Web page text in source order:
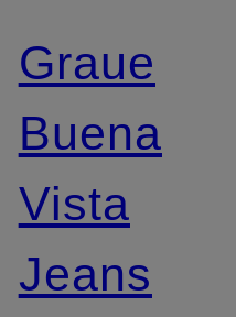
Graue
Buena
Vista
Jeans